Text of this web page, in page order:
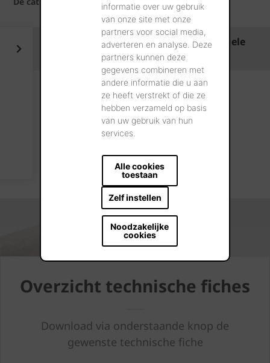
informatie over uw gebruik
van onze site met onze
partners voor social media,
adverteren en analyse. Deze
partners kunnen deze
gegevens combineren met
andere informatie die u aan
ze heeft verstrekt of die ze
hebben verzameld op basis
van uw gebruik van hun
services.
Alle cookies
toestaan
Zelf instellen
Noodzakelijke
cookies
Gemiddelde
waarde
Geen eis
≤ 7%
≤ 5%
≤ 3%
Individuele
Geen eis
≤ 9%
Overzicht technische fiches
Download via onderstaande knop de
gewenste technische fiche